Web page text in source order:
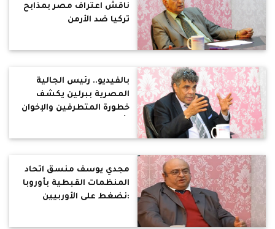
ناقش اعتراف مصر بمذابح
تركيا ضد الأرمن
بالفيديو.. رئيس الجالية
المصرية ببرلين يكشف
خطورة المتطرفين والإخوان
مجدي يوسف منسق اتحاد
المنظمات القبطية بأوروبا
:نضغط على الأوربيين